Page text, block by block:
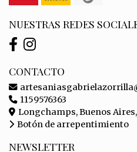
NUESTRAS REDES
CONTACTO
1159576363
Longchamps, Buenos
Botón de arrepentimiento
NEWSLETTER